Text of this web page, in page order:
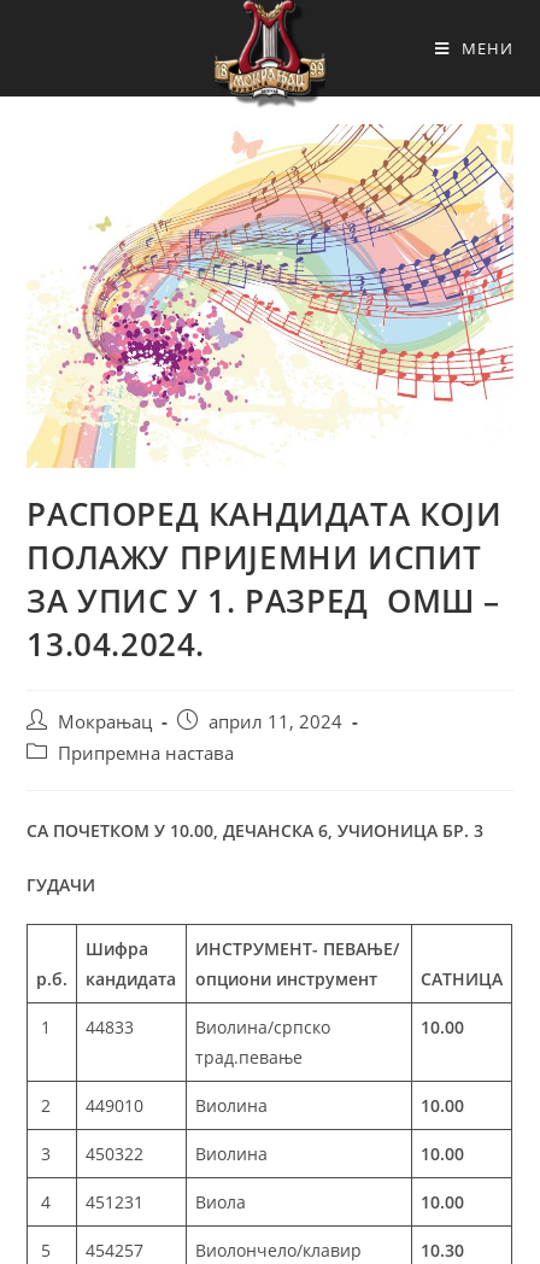
МЕНИ
РАСПОРЕД КАНДИДАТА КОЈИ
ПОЛАЖУ ПРИЈЕМНИ ИСПИТ
ЗА УПИС У 1. РАЗРЕД ОМШ –
13.04.2024.
Мокрањац
април 11, 2024
Припремна настава
СА ПОЧЕТКОМ У 10.00, ДЕЧАНСКА 6, УЧИОНИЦА БР. 3
ГУДАЧИ
р.б.
Шифра
кандидата
ИНСТРУМЕНТ- ПЕВАЊЕ/
опциони инструмент
САТНИЦА
1 44833
Виолина/српско
трад.певање
10.00
2 449010 Виолина 10.00
3 450322 Виолина 10.00
4 451231 Виола 10.00
5 454257 Виолончело/клавир 10.30